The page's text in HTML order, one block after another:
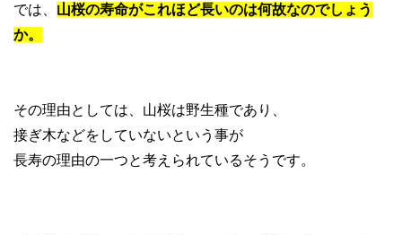
では、 山桜の寿命がこれほど長いのは何故なのでしょう
か。
その理由としては、山桜は野生種であり、
接ぎ木などをしていないという事が
長寿の理由の一つと考えられているそうです。